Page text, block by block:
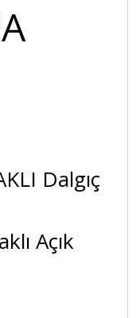
Dalgıç
Açık